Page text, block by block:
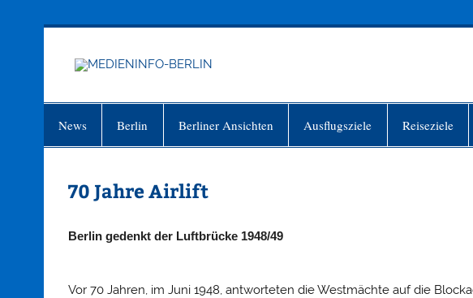
News Berlin Berliner Ansichten Ausflugsziele Reiseziele
70 Jahre Airlift
Berlin gedenkt der Luftbrücke 1948/49
Vor 70 Jahren, im Juni 1948, antworteten die Westmächte auf die